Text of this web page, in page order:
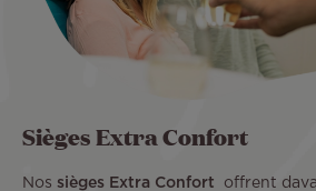
Sièges Extra Confort
Nos sièges Extra Confort offrent